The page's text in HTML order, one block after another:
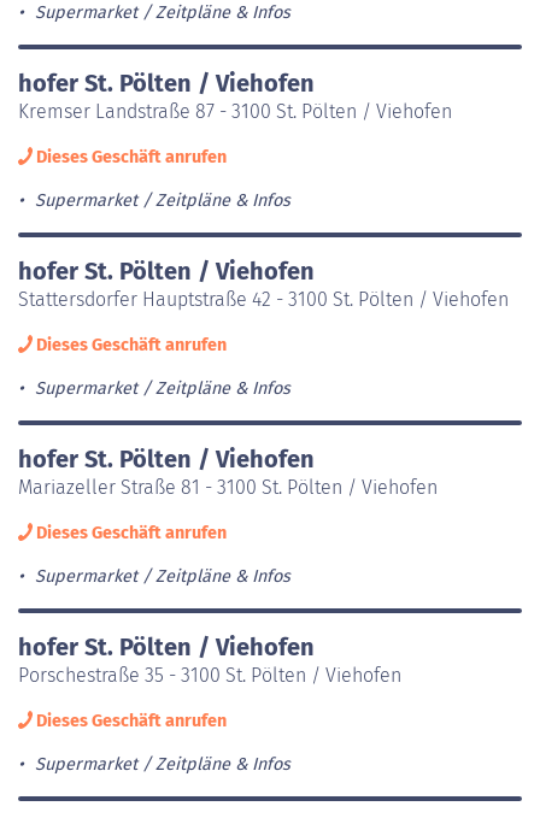
Supermarket Zeitpläne & Infos
hofer St. Pölten / Viehofen
Kremser Landstraße 87 - 3100 St. Pölten / Viehofen
Dieses Geschäft anrufen
Supermarket Zeitpläne & Infos
hofer St. Pölten / Viehofen
Stattersdorfer Hauptstraße 42 - 3100 St. Pölten / Viehofen
Dieses Geschäft anrufen
Supermarket Zeitpläne & Infos
hofer St. Pölten / Viehofen
Mariazeller Straße 81 - 3100 St. Pölten / Viehofen
Dieses Geschäft anrufen
Supermarket Zeitpläne & Infos
hofer St. Pölten / Viehofen
Porschestraße 35 - 3100 St. Pölten / Viehofen
Dieses Geschäft anrufen
Supermarket Zeitpläne & Infos